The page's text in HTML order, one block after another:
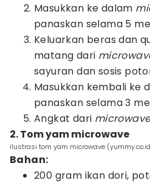
Masukkan ke dalam
panaskan selama 5
Keluarkan beras dan
matang dari
sayuran dan sosis
Masukkan kembali ke
panaskan selama 3
Angkat dari
2. Tom yam microwave
ilustrasi tom yam microwave
Bahan:
200 gram ikan dori,